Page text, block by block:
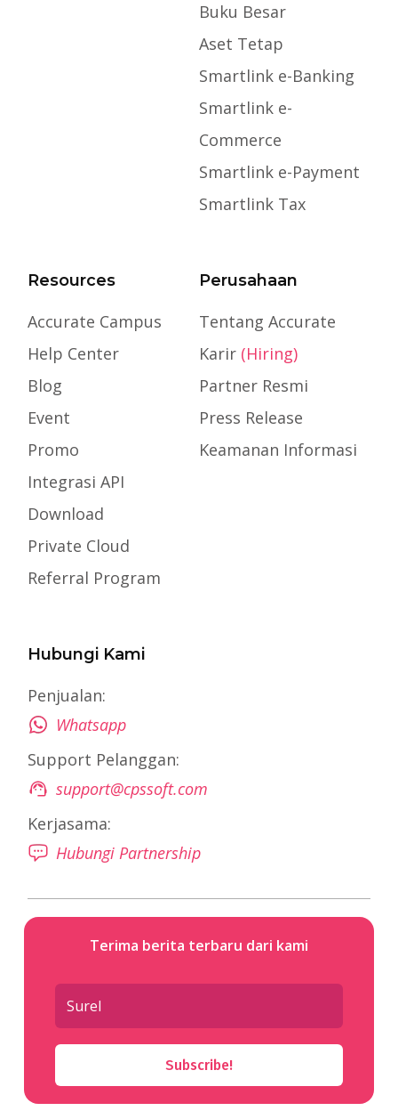
Buku Besar
Aset Tetap
Smartlink e-Banking
Smartlink e-
Commerce
Smartlink e-Payment
Smartlink Tax
Resources
Accurate Campus
Help Center
Blog
Event
Promo
Integrasi API
Download
Private Cloud
Referral Program
Perusahaan
Tentang Accurate
Karir (Hiring)
Partner Resmi
Press Release
Keamanan Informasi
Hubungi Kami
Penjualan:
Whatsapp
Support Pelanggan:
support@cpssoft.com
Kerjasama:
Hubungi Partnership
Terima berita terbaru dari kami
Subscribe!